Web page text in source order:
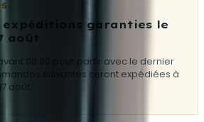
expéditions garanties le
août
08:30 pour partir avec le dernier
suivantes seront expédiées à
août.